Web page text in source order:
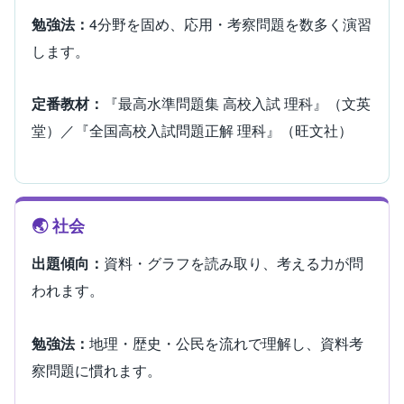
勉強法： 4分野を固め、応用・考察問題を数多く演習
します。
定番教材：
『最高水準問題集 高校入試 理科』（文英
堂）／『全国高校入試問題正解 理科』（旺文社）
🌏 社会
出題傾向： 資料・グラフを読み取り、考える力が問
われます。
勉強法： 地理・歴史・公民を流れで理解し、資料考
察問題に慣れます。